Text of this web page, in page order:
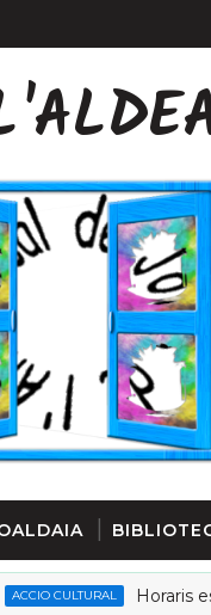
CULTURAL Horaris